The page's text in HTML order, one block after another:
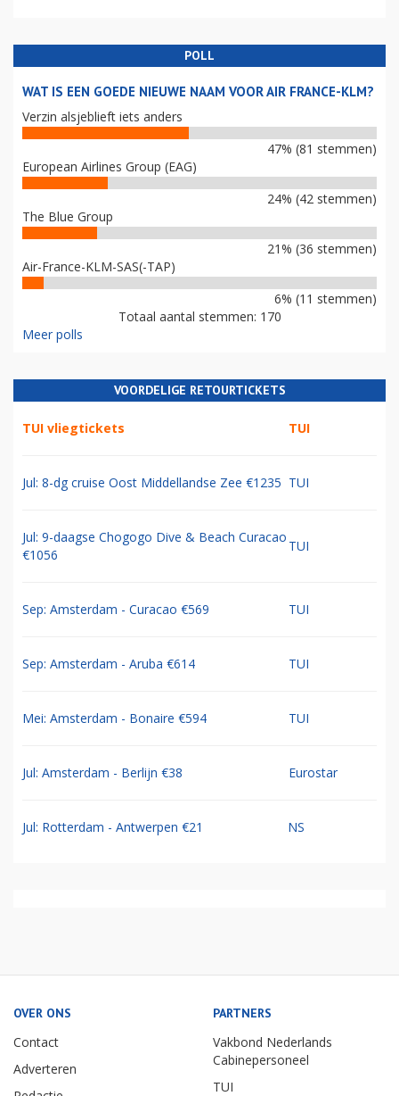
POLL
WAT IS EEN GOEDE NIEUWE NAAM VOOR AIR FRANCE-KLM?
Verzin alsjeblieft iets anders
47% (81 stemmen)
European Airlines Group (EAG)
24% (42 stemmen)
The Blue Group
21% (36 stemmen)
Air-France-KLM-SAS(-TAP)
6% (11 stemmen)
Totaal aantal stemmen: 170
Meer polls
VOORDELIGE RETOURTICKETS
TUI vliegtickets TUI
Jul: 8-dg cruise Oost Middellandse Zee €1235 TUI
Jul: 9-daagse Chogogo Dive & Beach Curacao
€1056
TUI
Sep: Amsterdam - Curacao €569 TUI
Sep: Amsterdam - Aruba €614 TUI
Mei: Amsterdam - Bonaire €594 TUI
Jul: Amsterdam - Berlijn €38 Eurostar
Jul: Rotterdam - Antwerpen €21 NS
OVER ONS
Contact
Adverteren
PARTNERS
Vakbond Nederlands
Cabinepersoneel
TUI